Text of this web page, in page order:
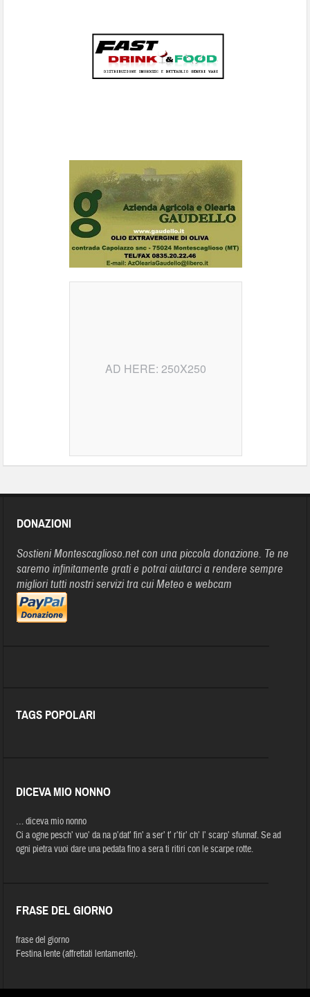
AD HERE: 250X250
DONAZIONI
Sostieni Montescaglioso.net con una piccola donazione. Te ne
saremo infinitamente grati e potrai aiutarci a rendere sempre
migliori tutti nostri servizi tra cui Meteo e webcam
TAGS POPOLARI
DICEVA MIO NONNO
… diceva mio nonno
Ci a ogne pesch’ vuo’ da na p’dat’ fin’ a ser’ t’ r’tir’ ch’ I’ scarp’ sfunnaf. Se ad
ogni pietra vuoi dare una pedata fino a sera ti ritiri con le scarpe rotte.
FRASE DEL GIORNO
frase del giorno
Festina lente (affrettati lentamente).